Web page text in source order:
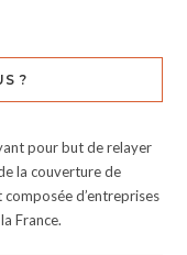
?
pour but de relayer
la couverture de
d’entreprises
France.